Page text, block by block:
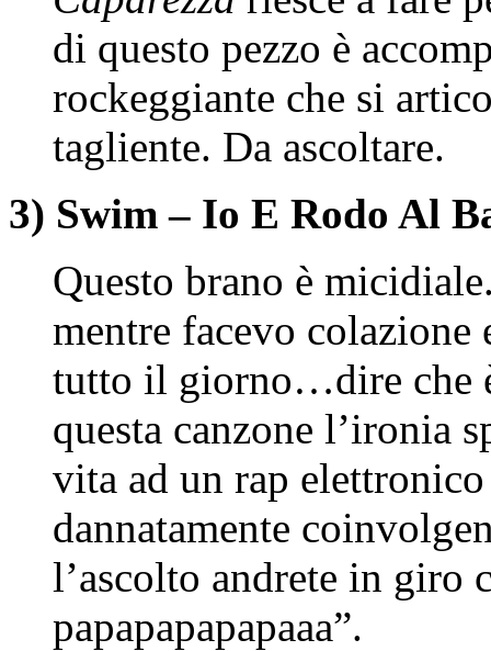
di questo pezzo è
rockeggiante che si
tagliente. Da ascoltare.
3) Swim – Io E Rodo Al
Questo brano è
mentre facevo colazione
tutto il giorno…dire che
questa canzone l’ironia
vita ad un rap
dannatamente
l’ascolto andrete in giro
papapapapapaaa”.